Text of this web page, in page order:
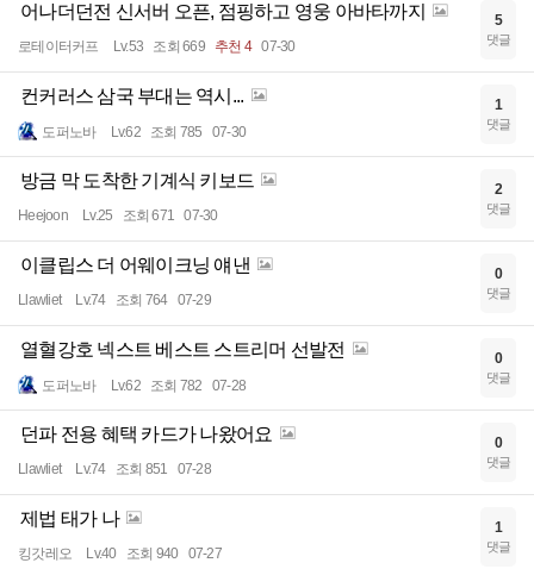
어나더던전 신서버 오픈, 점핑하고 영웅 아바타까지
로테이터커프 Lv.53 조회 669 추천 4 07-30
5
댓글
컨커러스 삼국 부대는 역시...
도퍼노바 Lv.62 조회 785 07-30
1
댓글
방금 막 도착한 기계식 키보드
Heejoon Lv.25 조회 671 07-30
2
댓글
이클립스 더 어웨이크닝 얘낸
Llawliet Lv.74 조회 764 07-29
0
댓글
열혈강호 넥스트 베스트 스트리머 선발전
도퍼노바 Lv.62 조회 782 07-28
0
댓글
던파 전용 혜택 카드가 나왔어요
Llawliet Lv.74 조회 851 07-28
0
댓글
제법 태가 나
킹갓레오 Lv.40 조회 940 07-27
1
댓글